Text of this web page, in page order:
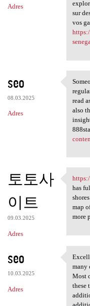
Adres
sur
vos
seo
08.03.2025
Adres
read
also
토토사
이트
09.03.2025
Adres
has
map
more
seo
10.03.2025
Adres
many
Most
these